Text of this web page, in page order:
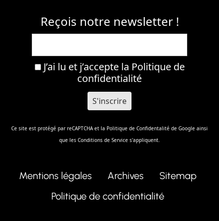
Reçois notre newsletter !
J’ai lu et j’accepte la Politique de
confidentialité
Ce site est protégé par reCAPTCHA et la Politique de Confidentalité de Google ainsi
que les Conditions de Service s'appliquent.
Mentions légales Archives
Sitemap
Politique de confidentialité